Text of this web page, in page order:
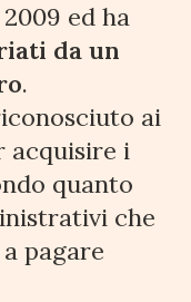
ed ha
da un
.
ai
acquisire i
quanto
che
pagare